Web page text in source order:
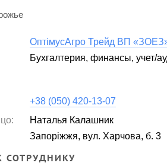
ОптімусАгро Трейд ВП
Бухгалтерия, финансы, учет/
+38 (050) 420-13-07
Наталья Калашник
Запоріжжя, вул. Харчова, б. 3
СОТРУДНИКУ